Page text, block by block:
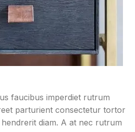
faucibus imperdiet rutrum
parturient consectetur tortor
hendrerit diam. A at nec rutrum